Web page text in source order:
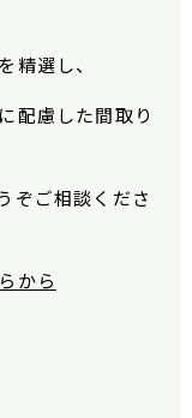
精選し、
配慮した間取り
ぞご相談くださ
から